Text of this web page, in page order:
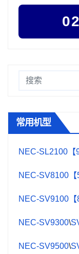
常用机型
NEC-SL2100【
NEC-SV8100【
NEC-SV9100【
NEC-SV9300\
NEC-SV9500\